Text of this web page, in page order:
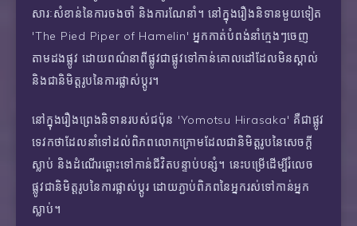
សារៈសំខាន់នៃការចងចាំ និងការណែនាំ។ នៅក្នុងរឿងនិទានមួយទៀត
'The Pied Piper of Hamelin' អ្នកកាត់បំពង់នាំក្មេងៗចេញ
តាមដងផ្លូវ ដោយពណ៌នាពីផ្លូវជាផ្លូវទៅកាន់គោលដៅដែលមិនស្គាល់
និងជានិមិត្តរូបនៃការផ្លាស់ប្តូរ។
នៅក្នុងរឿងព្រេងនិទានរបស់ជប៉ុន 'Yomotsu Hirasaka' គឺជាផ្លូវ
ទេវកថាដែលនាំទៅដល់ពិភពលោកក្រោមដែលជានិមិត្តរូបនៃសេចក្តី
ស្លាប់ និងដំណើរឆ្ពោះទៅកាន់ជីវិតបន្ទាប់បន្សំ។ នេះបម្រើដើម្បីរំលេច
ផ្លូវជានិមិត្តរូបនៃការផ្លាស់ប្តូរ ដោយភ្ជាប់ពិភពនៃអ្នករស់ទៅកាន់អ្នក
ស្លាប់។